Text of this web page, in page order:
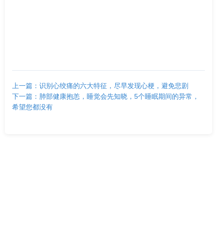
上一篇：识别心绞痛的六大特征，尽早发现心梗，避免悲剧
下一篇：肺部健康抱恙，睡觉会先知晓，5个睡眠期间的异常，
希望您都没有